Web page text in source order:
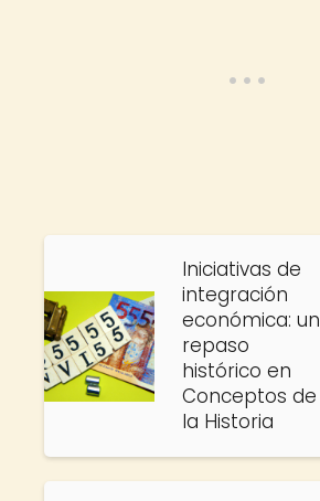
Iniciativas de
integración
económica: un
repaso
histórico en
Conceptos de
la Historia